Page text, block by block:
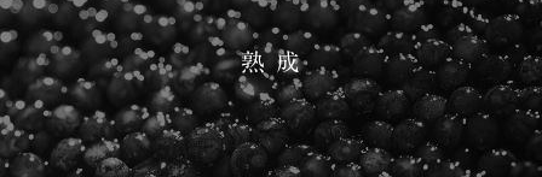
熟 成